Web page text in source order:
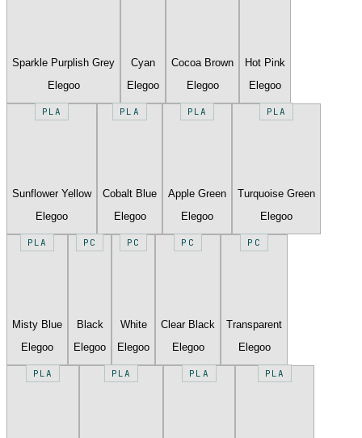
Sparkle Purplish Grey
Elegoo
Cyan
Elegoo
Cocoa Brown
Elegoo
Hot Pink
Elegoo
PLA
Sunflower Yellow
Elegoo
PLA
Cobalt Blue
Elegoo
PLA
Apple Green
Elegoo
PLA
Turquoise Green
Elegoo
PLA
Misty Blue
Elegoo
PC
Black
Elegoo
PC
White
Elegoo
PC
Clear Black
Elegoo
PC
Transparent
Elegoo
PLA PLA PLA PLA